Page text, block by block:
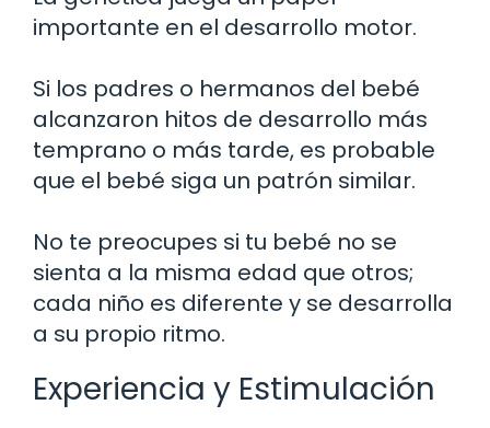
importante en el desarrollo motor.
Si los padres o hermanos del bebé
alcanzaron hitos de desarrollo más
temprano o más tarde, es probable
que el bebé siga un patrón similar.
No te preocupes si tu bebé no se
sienta a la misma edad que otros;
cada niño es diferente y se desarrolla
a su propio ritmo.
Experiencia y Estimulación